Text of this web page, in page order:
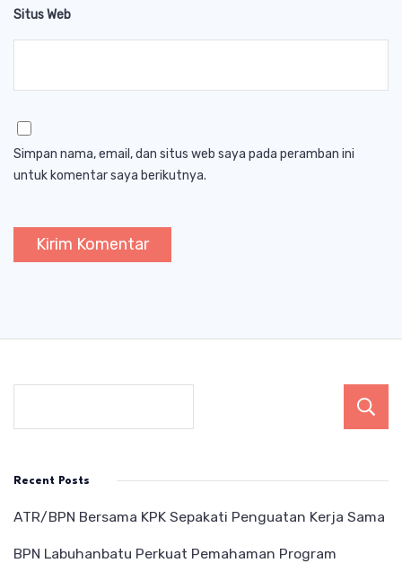
Situs Web
Simpan nama, email, dan situs web saya pada peramban ini
untuk komentar saya berikutnya.
Recent Posts
ATR/BPN Bersama KPK Sepakati Penguatan Kerja Sama
BPN Labuhanbatu Perkuat Pemahaman Program